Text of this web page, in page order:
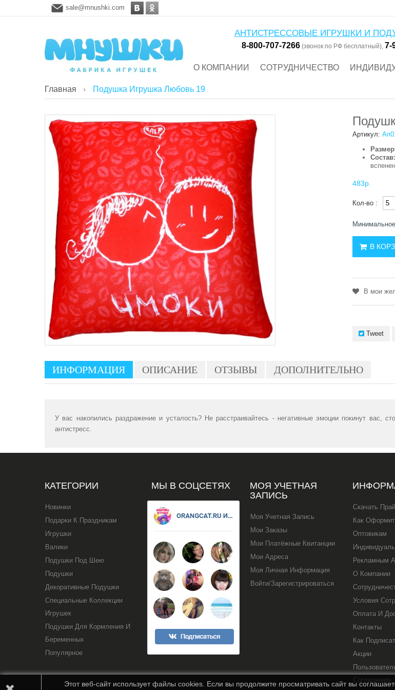
sale@mnushki.com
АНТИСТРЕССОВЫЕ ИГРУШКИ И
8-800-707-7266 (звонок по РФ бесплатный), 7-
О КОМПАНИИ СОТРУДНИЧЕСТВО
Главная Подушка Игрушка Любовь 19
Артикул:
Состав:
483р.
Кол-во :
В
В мои
Tweet
ИНФОРМАЦИЯ ОПИСАНИЕ ОТЗЫВЫ ДОПОЛНИТЕЛЬНО
У вас накопились раздражение и усталость? Не расстраивайтесь - негативные эмоции покинут вас,
антистресс.
КАТЕГОРИИ
Новинки
Подарки К Праздникам
Игрушки
Валики
Подушки Под Шею
Подушки
Декоративные Подушки
Специальные Коллекции
Игрушек
Подушки Для Кормления И
Беременных
Популярное
МЫ В СОЦСЕТЯХ
МОЯ УЧЕТНАЯ
ЗАПИСЬ
Моя Учетная Запись
Мои Заказы
Мои Платёжные Квитанции
Мои Адреса
Моя Личная Информация
Войти/Зарегистрироваться
Скачать
Как
Оптовикам
Рекламным
О Компании
Условия
Оплата И
Контакты
Как
Акции
Соглашение
Этот веб-сайт использует файлы cookies. Если вы продолжите просматривать сайт вы